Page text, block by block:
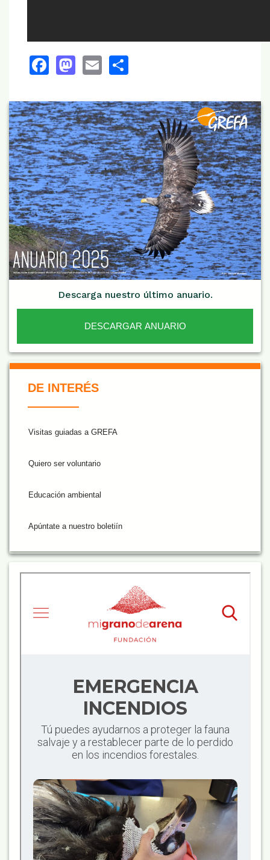
Facebook
Mastodon
Email
Descarga nuestro último anuario.
DESCARGAR ANUARIO
De Interés NARANJA
DE INTERÉS
Visitas guiadas a GREFA
Quiero ser voluntario
Educación ambiental
Apúntate a nuestro boletiín